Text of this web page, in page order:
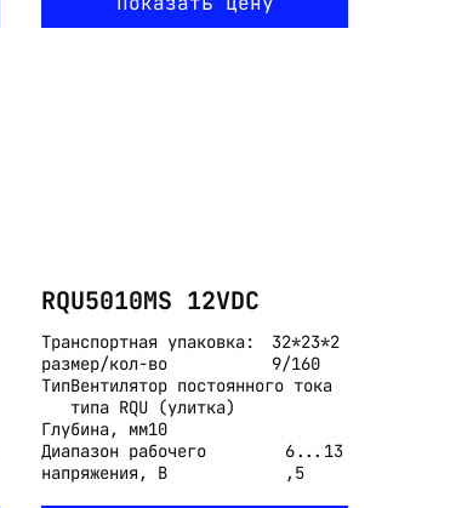
RQU5010MS 12VDC
Транспортная упаковка:
размер/кол-во
32*23*2
9/160
ТипВентилятор постоянного тока
типа RQU (улитка)
Глубина, мм10
Диапазон рабочего
напряжения, В
6...13
,5